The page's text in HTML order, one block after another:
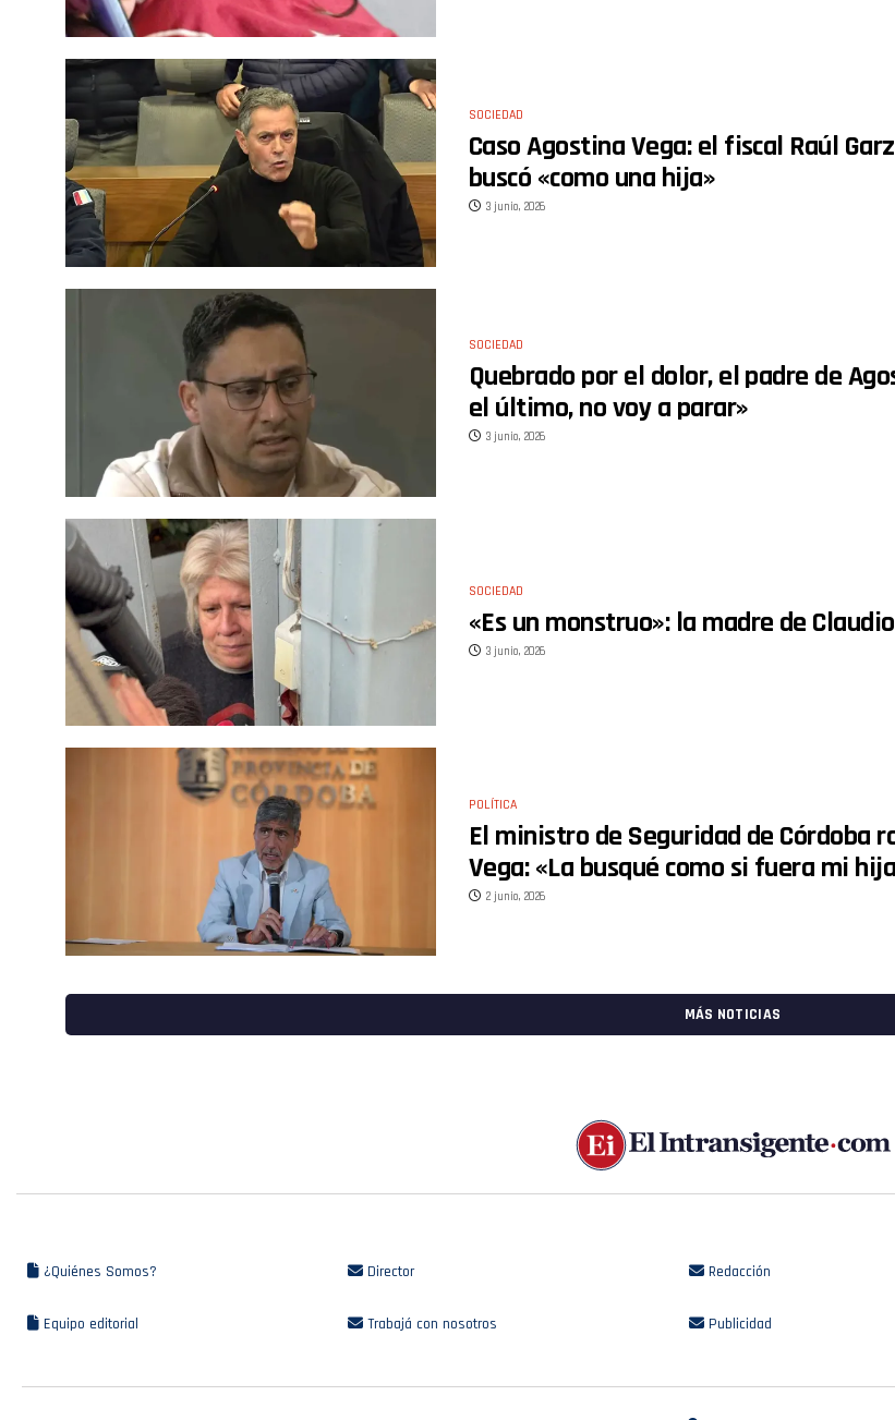
SOCIEDAD
Caso Agostina Vega: el fiscal Raúl
buscó «como una hija»
3 junio, 2026
SOCIEDAD
Quebrado por el dolor, el padre de
el último, no voy a parar»
3 junio, 2026
SOCIEDAD
«Es un monstruo»: la madre de
3 junio, 2026
POLÍTICA
El ministro de Seguridad de Córdoba
Vega: «La busqué como si fuera mi
2 junio, 2026
MÁS NOTICIAS
¿Quiénes Somos? Director Redacción
Equipo editorial Trabajá con nosotros Publicidad